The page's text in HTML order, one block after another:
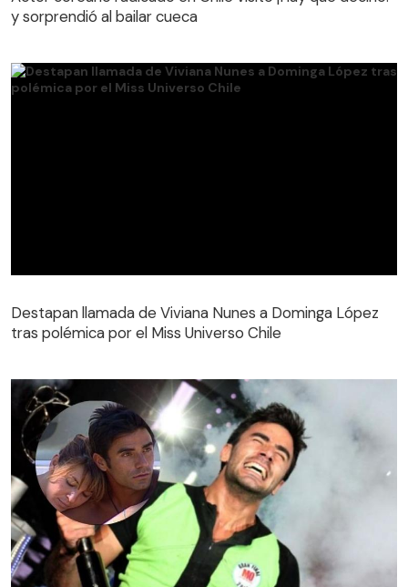
y sorprendió al bailar cueca
tras polémica por el Miss Universo Chile
Destapan llamada de Viviana Nunes a Dominga López
tras polémica por el Miss Universo Chile